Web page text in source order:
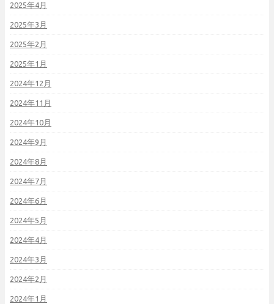
2025年4月
2025年3月
2025年2月
2025年1月
2024年12月
2024年11月
2024年10月
2024年9月
2024年8月
2024年7月
2024年6月
2024年5月
2024年4月
2024年3月
2024年2月
2024年1月